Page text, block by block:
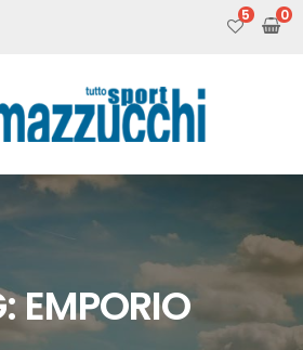
5
EMPORIO